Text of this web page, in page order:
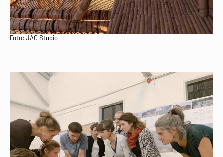
Foto: JAG Studio